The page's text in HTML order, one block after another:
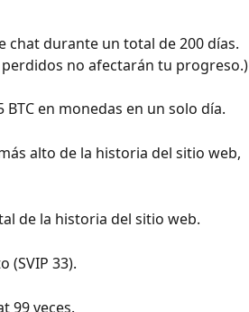
chat durante un total de 200 días.
no afectarán tu progreso.)
en monedas en un solo día.
alto de la historia del sitio web,
de la historia del sitio web.
(SVIP 33).
99 veces.